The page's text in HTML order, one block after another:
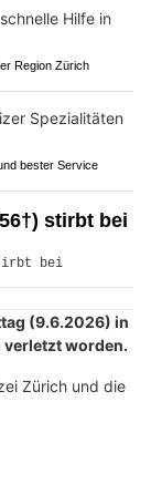
Region Zürich
bester Service
stirbt bei
(9.6.2026) in
verletzt worden.
Zürich und die